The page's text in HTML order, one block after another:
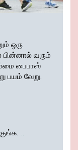
ஒரு
பின்னால் வரும்
பைபாஸ்
பயம் வேறு.
..